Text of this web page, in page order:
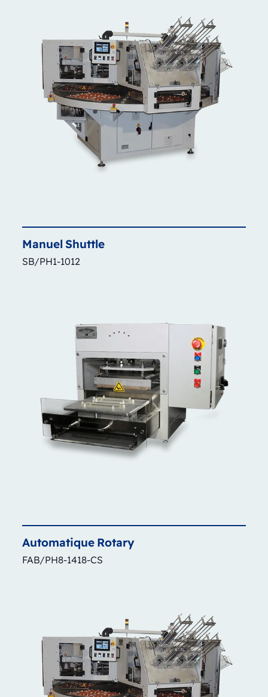
Manuel Shuttle
SB/PH1-1012
Automatique Rotary
FAB/PH8-1418-CS